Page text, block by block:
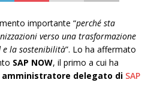
importante “perché sta
verso una trasformazione
e la sostenibilità”. Lo ha affermato
SAP NOW, il primo a cui ha
amministratore delegato di SAP